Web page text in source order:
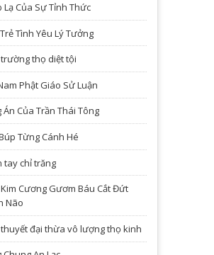
Lạ Của Sự Tỉnh Thức
Tình Yêu Lý Tưởng
thọ diệt tội
Phật Giáo Sử Luận
Án Của Trần Thái Tông
Từng Cánh Hé
tay chỉ trăng
Cương Gươm Báu Cắt Đứt
Não
đại thừa vô lượng thọ kinh